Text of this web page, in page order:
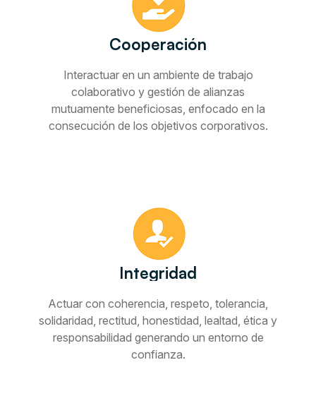
Cooperación
Interactuar en un ambiente de trabajo
colaborativo y gestión de alianzas
mutuamente beneficiosas, enfocado en la
consecución de los objetivos corporativos.
Integridad
Actuar con coherencia, respeto, tolerancia,
solidaridad, rectitud, honestidad, lealtad, ética y
responsabilidad generando un entorno de
confianza.